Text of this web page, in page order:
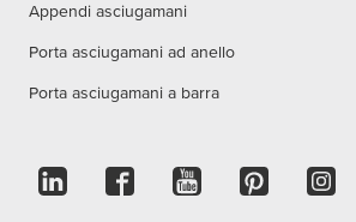
Appendi asciugamani
Porta asciugamani ad anello
Porta asciugamani a barra